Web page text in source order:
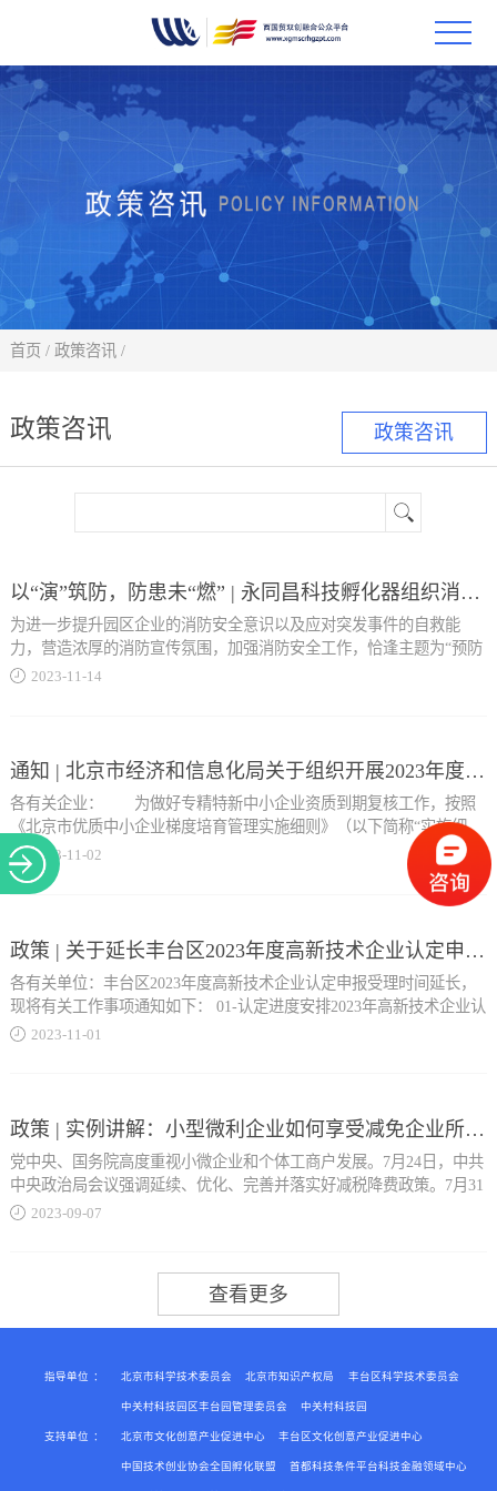
首页
政策
科技
项目
科技
创新
政策咨讯
首页 / 政策咨讯 /
政策咨讯
以“演”筑防，防患未“燃” | 永同昌科技孵化器组织消防安全演习圆满成功
为进一步提升园区企业的消防安全意识以及应对突发事件的自救能
力，营造浓厚的消防宣传氛围，加强消防安全工作，恰逢主题为“预防
为主,生命至上”2023消防宣传月开展，永同昌科技孵化器联合西国贸党
粉灭火器对火灾现场进行初级火灾的扑救，因火势较大，无法扑灭明
火，15点0分20秒值班保安接到报警电话，立即通知孵化器应急处置小
组成员到场。 生命至上巡逻保安到达现场，确认火情，并第一时间向
部门经理汇报到位...
，物业部立刻启动消防应急预案。成立临时指挥部，下达扑救命令，
员、车辆进入现场。 2023消防宣传月模拟现场火情较大，救助困难，
现场指挥命令立刻利用周边消防水带、灭火器等消防器材进行扑救。
孵化器应急小分队着战斗服立刻进行扑救。现场指挥发出指令：为防
模拟现场火势较大，周边电动车有爆炸的风险，应急小分队请求撤
2023-11-14
通知 | 北京市经济和信息化局关于组织开展2023年度北京市专精特新中小企业资质到期复核工作
各有关企业： 为做好专精特新中小企业资质到期复核工作，按照
《北京市优质中小企业梯度培育管理实施细则》（以下简称“实施细
则”）关于专精特新中小企业有效期为三年，到期后由企业申请复核的
相关规定，现对2020年度认定的北京市专精特新中小企业开展到期复
核工作。相关事项通知如下： 一、复核主体 012020年度认定的北京市
家级专精特新“小巨人”称号的企业），按照自愿原则，申请参加本次
资质到期复核（企业名单见附件1）。 02因未完成年度信息更新被取
消复核资格的2020年度认定的北京市专精特新中小企业，按照自愿原
则，可申请参...
构开展培训，不需要也不建议通过任何中介机构辅助申请。企业只需
如实填报，并提供资料即可。 二、复核标准1.企业应在北京市工商注
册登记、具有独立法人资格；2.企业应符合《中小企业划型标准规
企业未被列入经营异常名录或严重失信主体名单，提供的产品（服
大安全（含网络安全、数据安全）、质量、环境污染等事故以及偷漏
2023-11-02
政策 | 关于延长丰台区2023年度高新技术企业认定申报受理时间的通知
各有关单位：丰台区2023年度高新技术企业认定申报受理时间延长，
现将有关工作事项通知如下： 01-认定进度安排2023年高新技术企业认
定申报受理截止时间延长至11月10日（星期五）。申报时间以企业完
关村园区外的企业，需向丰台区科信局申报。注册在中关村科技园区
丰台园的企业，需向丰台园管委会申报。2020年通过高新技术企业认
定的企业，今年高新技术企业资格期满终止，须提出重新认定申请。
2020年认定为高新技...
定申报。 03-认定申报及受理（一）认定申报按照《科技部关于高新技
术企业认定有关证明事项实行告知承诺制的通知》（国科发火
〔2021〕362号）有关要求，企业可以自主选择是否适用告知承诺制办
（www.innocom.gov.cn），选择告知承诺制，打印系统生成的《证明
事项告知承诺书》，由企业法人签字并加盖企业公章后上传管理系
（www.innocom.go...
2023-11-01
政策 | 实例讲解：小型微利企业如何享受减免企业所得税政策？
党中央、国务院高度重视小微企业和个体工商户发展。7月24日，中共
中央政治局会议强调延续、优化、完善并落实好减税降费政策。7月31
日，国务院常务会议对今明两年到期的阶段性政策作出后续安排。近
式、政策依据、政策案例的体例进行梳理，编写形成了《支持小微企
业和个体工商户发展税费优惠政策指引（1.0）》，供纳税人缴费人和
各地财税人员参考使用。 今天带你了解小型微利企业减免企业所得税
应纳税所得额，...
按20%的税率缴纳企业所得税政策，延续执行至2027年12月31日。 享
受条件 小型微利企业是指从事国家非限制和禁止行业，且同时符合年
2023-09-07
指导单位 ： 北京市科学技术委员会 北京市知识产权局 丰台区科学技术委员会
中关村科技园区丰台园管理委员会 中关村科技园
支持单位 ： 北京市文化创意产业促进中心 丰台区文化创意产业促进中心
中国技术创业协会全国孵化联盟 首都科技条件平台科技金融领域中心